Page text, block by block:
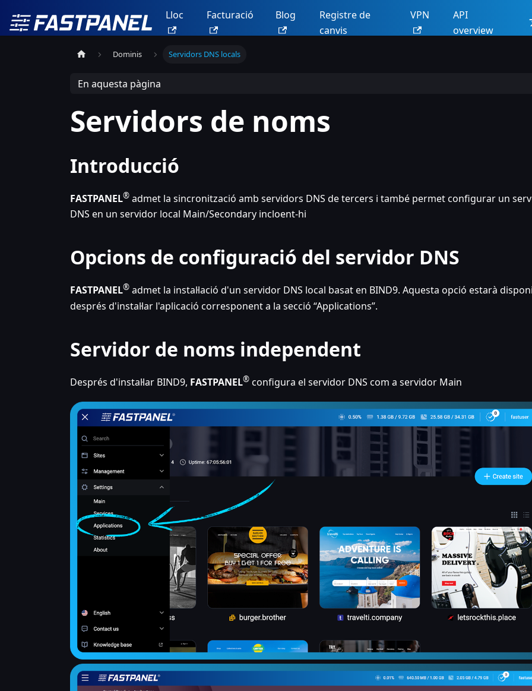
Lloc Facturació Blog
Registre de
canvis
VPN
API
overview
Dominis Servidors DNS locals
En aquesta pàgina
Servidors de noms
Introducció
FASTPANEL® admet la sincronització amb servidors DNS de tercers i també permet configurar un
DNS en un servidor local Main/Secondary incloent-hi
Opcions de configuració del servidor DNS
FASTPANEL® admet la instal·lació d'un servidor DNS local basat en BIND9. Aquesta opció estarà
després d'instal·lar l'aplicació corresponent a la secció “Applications”.
Servidor de noms independent
Després d'instal·lar BIND9, FASTPANEL® configura el servidor DNS com a servidor Main